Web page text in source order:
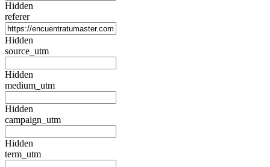
Hidden
referer
Hidden
source_utm
Hidden
medium_utm
Hidden
campaign_utm
Hidden
term_utm